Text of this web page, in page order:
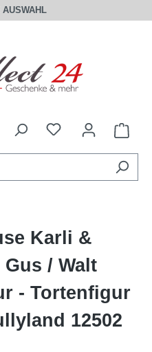
Karli &
/ Walt
- Tortenfigur
12502